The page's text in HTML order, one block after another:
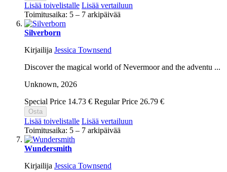
Lisää toivelistalle Lisää vertailuun
Toimitusaika: 5 – 7 arkipäivää
Silverborn
Kirjailija Jessica Townsend
Discover the magical world of Nevermoor and the adventu ...
Unknown, 2026
Special Price 14.73 € Regular Price 26.79 €
Osta
Lisää toivelistalle Lisää vertailuun
Toimitusaika: 5 – 7 arkipäivää
Wundersmith
Kirjailija Jessica Townsend